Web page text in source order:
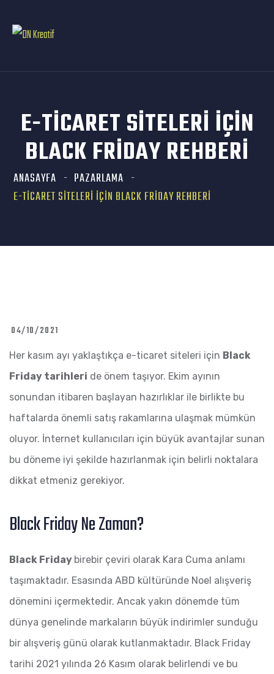
E-TICARET SITELERI İÇIN
BLACK FRIDAY REHBERI
ANASAYFA
PAZARLAMA
E-TICARET SITELERI İÇIN BLACK FRIDAY REHBERI
04/10/2021
Her kasım ayı yaklaştıkça e-ticaret siteleri için Black
Friday tarihleri de önem taşıyor. Ekim ayının
sonundan itibaren başlayan hazırlıklar ile birlikte bu
haftalarda önemli satış rakamlarına ulaşmak mümkün
oluyor. İnternet kullanıcıları için büyük avantajlar sunan
bu döneme iyi şekilde hazırlanmak için belirli noktalara
dikkat etmeniz gerekiyor.
Black Friday Ne Zaman?
Black Friday birebir çeviri olarak Kara Cuma anlamı
taşımaktadır. Esasında ABD kültüründe Noel alışveriş
dönemini içermektedir. Ancak yakın dönemde tüm
dünya genelinde markaların büyük indirimler sunduğu
bir alışveriş günü olarak kutlanmaktadır. Black Friday
tarihi 2021 yılında 26 Kasım olarak belirlendi ve bu